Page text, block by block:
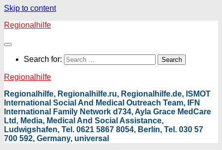
Skip to content
Regionalhilfe
Search for:
Regionalhilfe
Regionalhilfe, Regionalhilfe.ru, Regionalhilfe.de, ISMOT
International Social And Medical Outreach Team, IFN
International Family Network d734, Ayla Grace MedCare
Ltd, Media, Medical And Social Assistance,
Ludwigshafen, Tel. 0621 5867 8054, Berlin, Tel. 030 57
700 592, Germany, universal